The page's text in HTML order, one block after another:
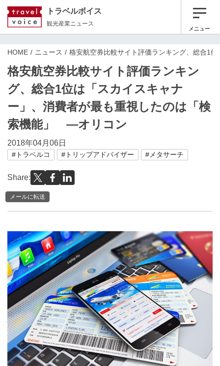
トラベルボイス
観光産業ニュース
メニュー
HOME ニュース 格安航空券比較サイト評価ランキング、総合1
格安航空券比較サイト評価ランキン
グ、総合1位は「スカイスキャナ
ー」、消費者が最も重視したのは「検
索機能」 ―オリコン
2018年04月06日
#トラベルコ #トリップアドバイザー #メタサーチ
Share:
メールに転送